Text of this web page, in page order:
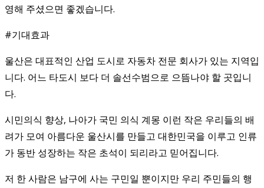
영해 주셨으면 좋겠습니다.
​#기대효과
울산은 대표적인 산업 도시로 자동차 전문 회사가 있는 지역입
니다. 어느 타도시 보다 더 솔선수범으로 으뜸나야 할 곳입니
다.
시민의식 향상, 나아가 국민 의식 계몽 이런 작은 우리들의 배
려가 모여 아름다운 울산시를 만들고 대한민국을 이루고 인류
가 동반 성장하는 작은 초석이 되리라고 믿어집니다.
저 한 사람은 남구에 사는 구민일 뿐이지만 우리 주민들의 행